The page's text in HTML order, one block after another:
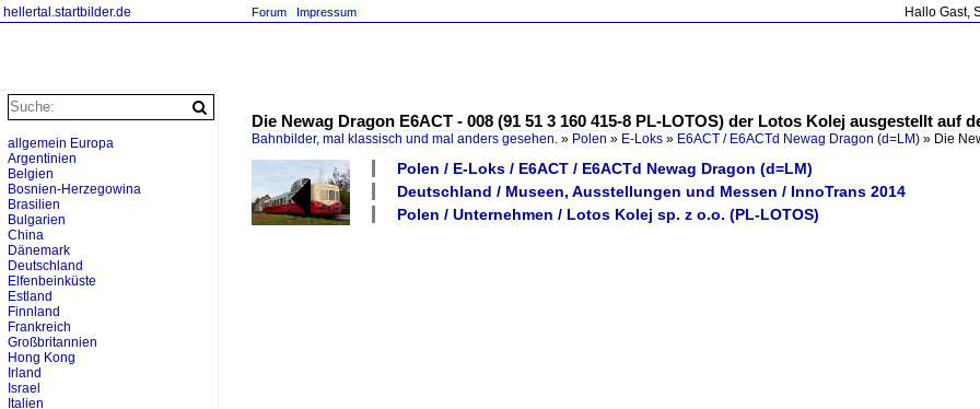
hellertal.startbilder.de Hallo Gast,
Forum Impressum
Die Newag Dragon E6ACT - 008 (91 51 3 160 415-8 PL-LOTOS) der Lotos Kolej ausgestellt auf
Bahnbilder, mal klassisch und mal anders gesehen. » Polen » E-Loks » E6ACT / E6ACTd Newag Dragon (d=LM) » Die
Polen / E-Loks / E6ACT / E6ACTd Newag Dragon (d=LM)
Deutschland / Museen, Ausstellungen und Messen / InnoTrans 2014
Polen / Unternehmen / Lotos Kolej sp. z o.o. (PL-LOTOS)
allgemein Europa
Argentinien
Belgien
Bosnien-Herzegowina
Brasilien
Bulgarien
China
Dänemark
Deutschland
Elfenbeinküste
Estland
Finnland
Frankreich
Großbritannien
Hong Kong
Irland
Israel
Italien